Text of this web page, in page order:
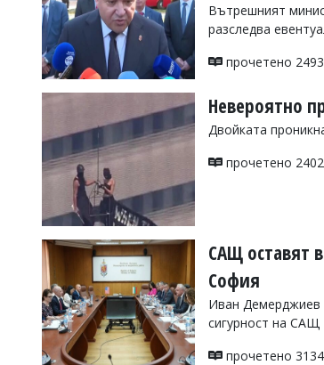
Вътрешният
разследва
прочетено
Невероятно
Двойката
прочетено
САЩ оставят
София
Иван Демерджиев
сигурност на САЩ
прочетено